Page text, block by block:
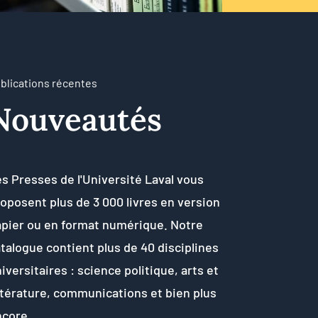
récentes
Presses de l'Université Laval vous
plus de 3 000 livres en version
ou en format numérique. Notre
contient plus de 40 disciplines
: science politique, arts et
communications et bien plus